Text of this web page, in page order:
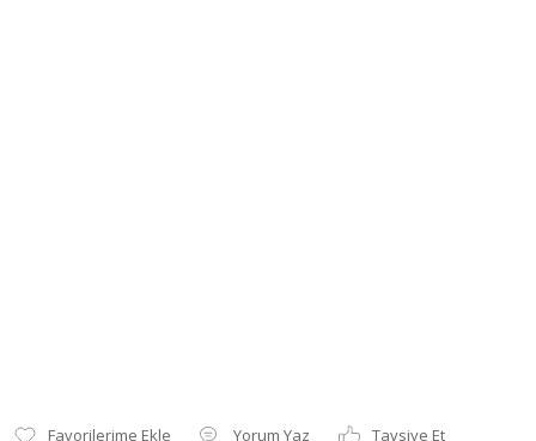
Yorum Yaz
Tavsiye Et